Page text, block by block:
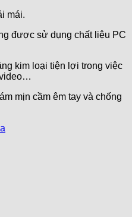
mái.
được sử dụng chất liệu PC
kim loại tiện lợi trong việc
mịn cầm êm tay và chống